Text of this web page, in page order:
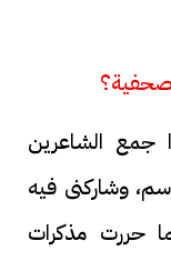
جمع الشاعرين
وشاركنى فيه
حررت مذكرات